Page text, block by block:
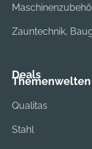
Zauntechnik,
Deals
Themenwelten
Qualitas
Stahl